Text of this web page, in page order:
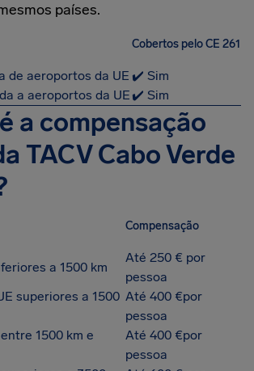
países.
Cobertos pelo CE 261
de aeroportos da UE ✔️ Sim
a aeroportos da UE ✔️ Sim
a compensação
TACV Cabo Verde
Compensação
a 1500 km
Até 250 € por
pessoa
superiores a 1500 Até 400 €por
pessoa
1500 km e
Até 400 €por
pessoa